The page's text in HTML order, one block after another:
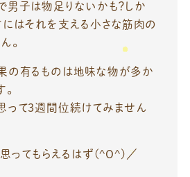
男子は物足りないかも？しか
にはそれを支える小さな筋肉の
。
の有るものは地味な物が多か
って3週間位続けてみません
ってもらえるはず(^O^)／